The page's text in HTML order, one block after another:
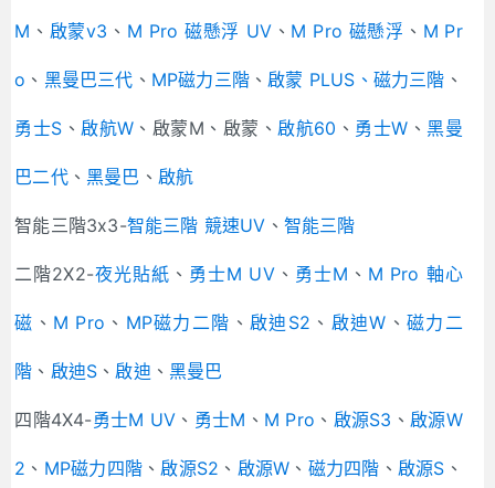
M 、 啟蒙v3 、 M Pro 磁懸浮 UV 、 M Pro 磁懸浮 、 M Pr
o 、 黑曼巴三代 、 MP磁力三階 、啟蒙 PLUS 、磁力三階 、
勇士S 、啟航W 、啟蒙M、啟蒙、啟航60 、 勇士W 、黑曼
巴二代、 黑曼巴 、 啟航
智能三階3x3-智能三階 競速UV 、 智能三階
二階2X2-夜光貼紙 、 勇士M UV、 勇士M 、 M Pro 軸心
磁 、 M Pro 、 MP磁力二階 、 啟迪S2 、 啟迪W 、 磁力二
階 、 啟迪S 、啟迪 、黑曼巴
四階4X4-勇士M UV 、 勇士M 、 M Pro 、 啟源S3 、啟源W
2 、 MP磁力四階 、啟源S2 、 啟源W 、 磁力四階 、 啟源S 、